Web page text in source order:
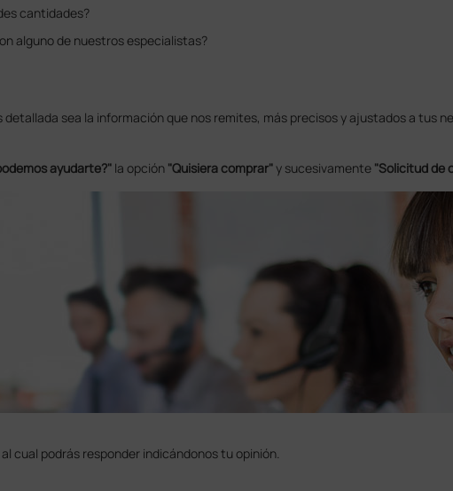
cantidades?
alguno de nuestros especialistas?
sea la información que nos remites, más precisos y ajustados a tus
ayudarte?"la opción "Quisiera comprar"y sucesivamente "Solicitud de
cual podrás responder indicándonos tu opinión.